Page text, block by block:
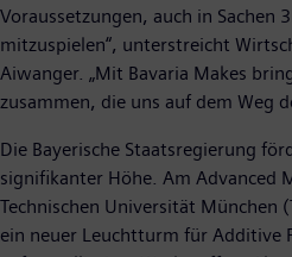
Voraussetzungen, auch in Sachen
mitzuspielen“, unterstreicht
Aiwanger. „Mit Bavaria Makes
zusammen, die uns auf dem Weg
Die Bayerische Staatsregierung
signifikanter Höhe. Am Advanced
Technischen Universität München
ein neuer Leuchtturm für Additive